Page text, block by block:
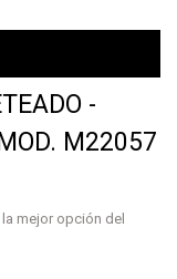
-
M22057
mejor opción del